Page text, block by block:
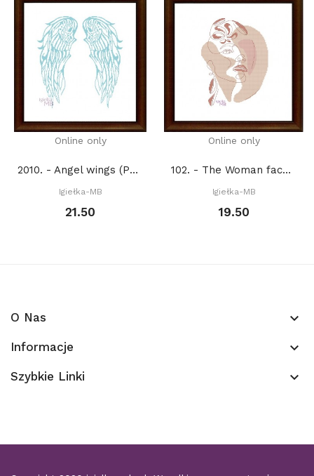
Online only
2010. - Angel wings (PDF)
Igiełka-MB
21.50
Online only
102. - The Woman face 2. (PDF)
Igiełka-MB
19.50
O Nas keyboard_arrow_down
Informacje keyboard_arrow_down
Szybkie Linki keyboard_arrow_down